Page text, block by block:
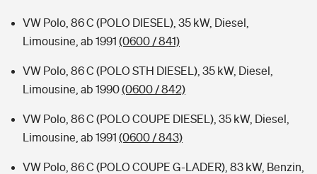
VW Polo, 86 C (POLO DIESEL), 35 kW, Diesel,
Limousine, ab 1991 (0600 / 841)
VW Polo, 86 C (POLO STH DIESEL), 35 kW, Diesel,
Limousine, ab 1990(0600 / 842)
VW Polo, 86 C (POLO COUPE DIESEL), 35 kW, Diesel,
Limousine, ab 1991 (0600 / 843)
VW Polo, 86 C (POLO COUPE G-LADER), 83 kW, Benzin,